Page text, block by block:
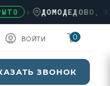
› ДОМОДЕДОВО,
ВОЙТИ 0
ЗВОНОК